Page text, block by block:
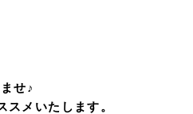
せ♪
メいたします。